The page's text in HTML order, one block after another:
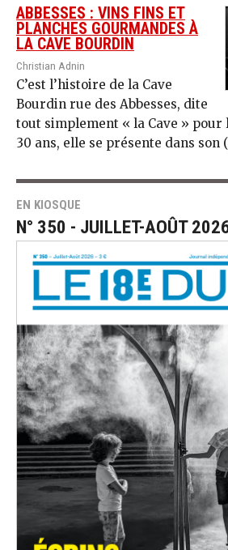
ABBESSES : VINS FINS ET
PLANCHES GOURMANDES À
LA CAVE BOURDIN
Christian Adnin
C’est l’histoire de la Cave
Bourdin rue des Abbesses, dite
tout simplement « la Cave » pour
30 ans, elle se présente dans son
EN KIOSQUE
N° 350 - JUILLET-AOÛT